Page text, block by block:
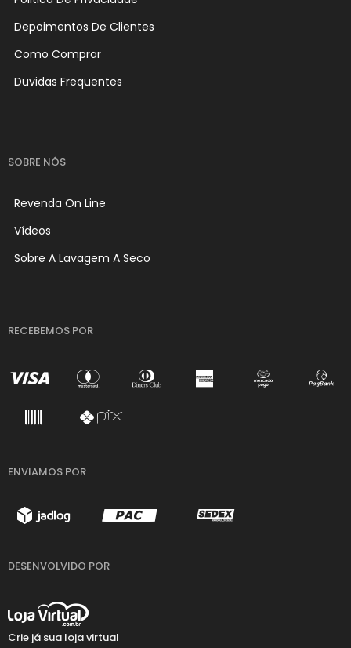
Depoimentos De Clientes
Como Comprar
Duvidas Frequentes
SOBRE NÓS
Revenda On Line
Vídeos
Sobre A Lavagem A Seco
RECEBEMOS POR
ENVIAMOS POR
DESENVOLVIDO POR
Crie já sua loja virtual